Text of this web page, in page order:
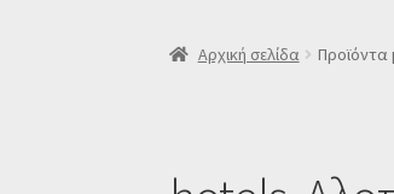
Αρχική σελίδα Προϊόντα